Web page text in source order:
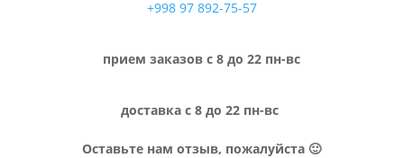
+998 97 892-75-57
прием заказов с 8 до 22 пн-вс
доставка с 8 до 22 пн-вс
Оставьте нам отзыв, пожалуйста 🙂